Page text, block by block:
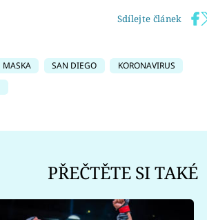
Sdílejte článek
MASKA SAN DIEGO
KORONAVIRUS
PŘEČTĚTE SI TAKÉ